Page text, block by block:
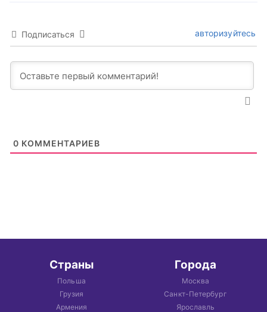
Подписаться авторизуйтесь
0 КОММЕНТАРИЕВ
Страны
Польша
Грузия
Армения
Города
Москва
Санкт-Петербург
Ярославль